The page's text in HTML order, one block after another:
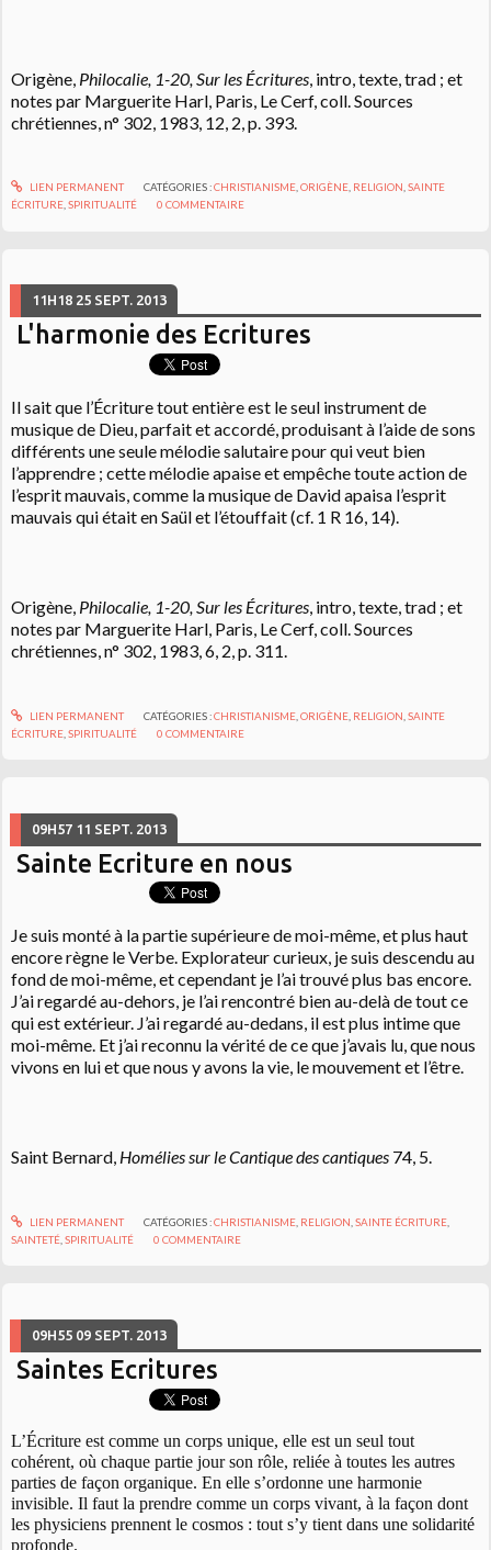
Origène, Philocalie, 1-20, Sur les Écritures , intro, texte, trad ; et
notes par Marguerite Harl, Paris, Le Cerf, coll. Sources
chrétiennes, n° 302, 1983, 12, 2, p. 393.
LIEN PERMANENT CATÉGORIES :CHRISTIANISME, ORIGÈNE, RELIGION SAINTE
ÉCRITURE ,SPIRITUALITÉ 0 COMMENTAIRE
11H18 25 SEPT. 2013
L'harmonie des Ecritures
Il sait que l’Écriture tout entière est le seul instrument de
musique de Dieu, parfait et accordé, produisant à l’aide de sons
différents une seule mélodie salutaire pour qui veut bien
l’apprendre ; cette mélodie apaise et empêche toute action de
l’esprit mauvais, comme la musique de David apaisa l’esprit
mauvais qui était en Saül et l’étouffait (cf. 1 R 16, 14).
Origène, Philocalie, 1-20, Sur les Écritures, intro, texte, trad ; et
notes par Marguerite Harl, Paris, Le Cerf, coll. Sources
chrétiennes, n° 302, 1983, 6, 2, p. 311.
LIEN PERMANENT CATÉGORIES :CHRISTIANISME, ORIGÈNE, RELIGION SAINTE
ÉCRITURE ,SPIRITUALITÉ 0 COMMENTAIRE
09H57 11 SEPT. 2013
Sainte Ecriture en nous
Je suis monté à la partie supérieure de moi-même, et plus haut
encore règne le Verbe. Explorateur curieux, je suis descendu au
fond de moi-même, et cependant je l’ai trouvé plus bas encore.
J’ai regardé au-dehors, je l’ai rencontré bien au-delà de tout ce
qui est extérieur. J’ai regardé au-dedans, il est plus intime que
moi-même. Et j’ai reconnu la vérité de ce que j’avais lu, que nous
vivons en lui et que nous y avons la vie, le mouvement et l’être.
Saint Bernard, Homélies sur le Cantique des cantiques 74, 5.
LIEN PERMANENT CATÉGORIES :CHRISTIANISME, RELIGION SAINTE ÉCRITURE,
SAINTETÉ ,SPIRITUALITÉ 0 COMMENTAIRE
09H55 09 SEPT. 2013
Saintes Ecritures
L’Écriture est comme un corps unique, elle est un seul tout
cohérent, où chaque partie jour son rôle, reliée à toutes les autres
parties de façon organique. En elle s’ordonne une harmonie
invisible. Il faut la prendre comme un corps vivant, à la façon dont
les physiciens prennent le cosmos : tout s’y tient dans une solidarité
profonde.